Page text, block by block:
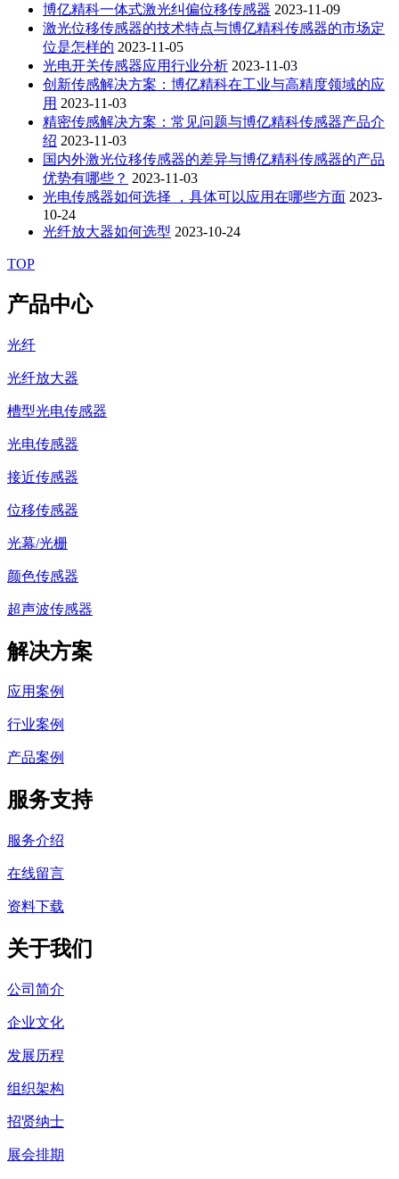
博亿精科一体式激光纠偏位移传感器 2023-11-09
激光位移传感器的技术特点与博亿精科传感器的市场定
位是怎样的 2023-11-05
光电开关传感器应用行业分析 2023-11-03
创新传感解决方案：博亿精科在工业与高精度领域的应
用 2023-11-03
精密传感解决方案：常见问题与博亿精科传感器产品介
绍 2023-11-03
国内外激光位移传感器的差异与博亿精科传感器的产品
优势有哪些？ 2023-11-03
光电传感器如何选择 ，具体可以应用在哪些方面 2023-
10-24
光纤放大器如何选型 2023-10-24
TOP
产品中心
光纤
光纤放大器
槽型光电传感器
光电传感器
接近传感器
位移传感器
光幕/光栅
颜色传感器
超声波传感器
解决方案
应用案例
行业案例
产品案例
服务支持
服务介绍
在线留言
资料下载
关于我们
公司简介
企业文化
发展历程
组织架构
招贤纳士
展会排期